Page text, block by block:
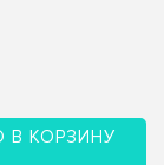
В КОРЗИНУ